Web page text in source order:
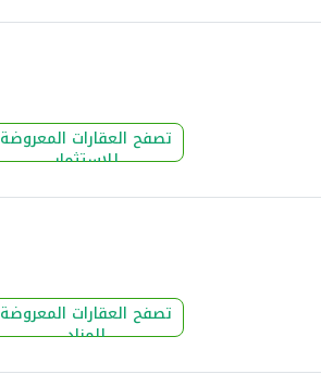
تصفح العقارات المعروضة
للإستثمار
تصفح العقارات المعروضة
للمزاد